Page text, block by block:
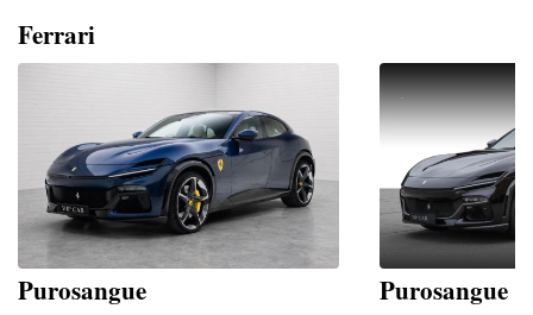
Ferrari
Purosangue Purosangue